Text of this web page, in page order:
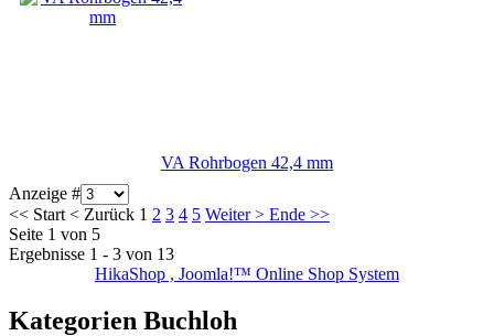
VA Rohrbogen 42,4 mm
Anzeige #
<< Start < Zurück 1 2 3 4 5 Weiter> Ende >>
Seite 1 von 5
Ergebnisse 1 - 3 von 13
HikaShop , Joomla!™ Online Shop System
Kategorien Buchloh